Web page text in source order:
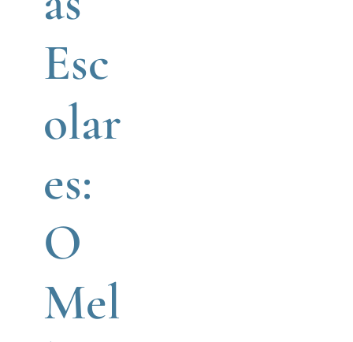
Ortodôntico
Infantil
Esc
olar
es:
O
Mel